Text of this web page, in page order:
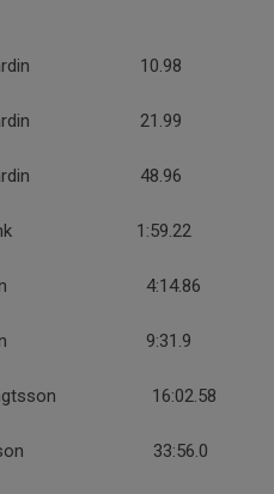
Bardin 10.98
Bardin 21.99
Bardin 48.96
1:59.22
4:14.86
9:31.9
16:02.58
33:56.0